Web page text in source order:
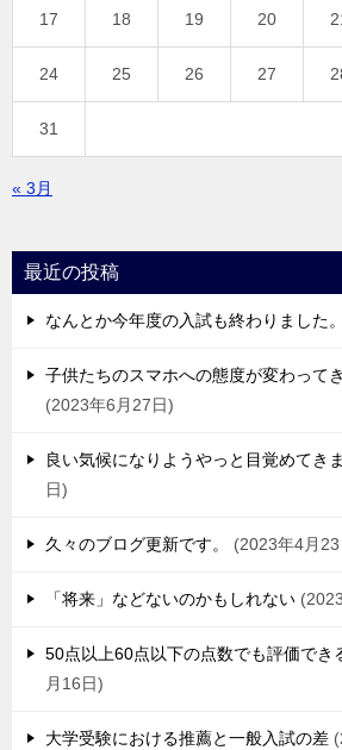
17 18 19 20
24 25 26 27
31
« 3月
最近の投稿
なんとか今年度の入試も終わりました。
子供たちのスマホへの態度が変わって
2023年6月27日
良い気候になりようやっと目覚めてき
日
久々のブログ更新です。 2023年4月23
「将来」などないのかもしれない
50点以上60点以下の点数でも評価でき
月16日
大学受験における推薦と一般入試の差